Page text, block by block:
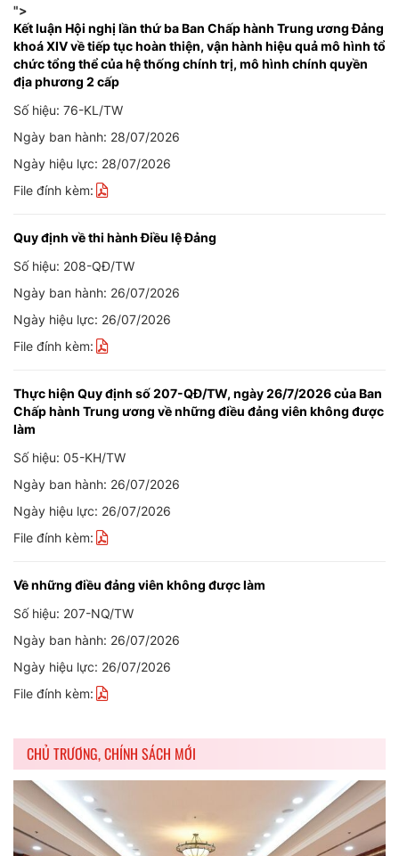
">
Kết luận Hội nghị lần thứ ba Ban Chấp hành Trung ương Đảng
khoá XIV về tiếp tục hoàn thiện, vận hành hiệu quả mô hình tổ
chức tổng thể của hệ thống chính trị, mô hình chính quyền
địa phương 2 cấp
Số hiệu: 76-KL/TW
Ngày ban hành: 28/07/2026
Ngày hiệu lực: 28/07/2026
File đính kèm:
Quy định về thi hành Điều lệ Đảng
Số hiệu: 208-QĐ/TW
Ngày ban hành: 26/07/2026
Ngày hiệu lực: 26/07/2026
File đính kèm:
Thực hiện Quy định số 207-QĐ/TW, ngày 26/7/2026 của Ban
Chấp hành Trung ương về những điều đảng viên không được
làm
Số hiệu: 05-KH/TW
Ngày ban hành: 26/07/2026
Ngày hiệu lực: 26/07/2026
File đính kèm:
Về những điều đảng viên không được làm
Số hiệu: 207-NQ/TW
Ngày ban hành: 26/07/2026
Ngày hiệu lực: 26/07/2026
File đính kèm:
CHỦ TRƯƠNG, CHÍNH SÁCH MỚI